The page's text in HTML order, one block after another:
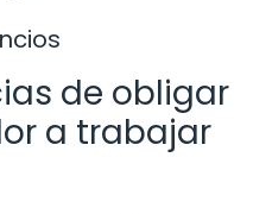
de obligar
a trabajar